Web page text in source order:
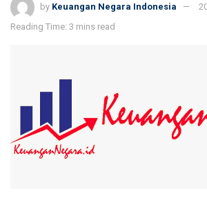
by Keuangan Negara Indonesia
Reading Time: 3 mins read